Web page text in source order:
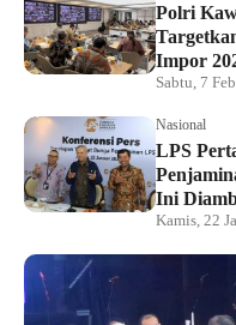
Polri
Impor
Sabtu, 7
Nasional
LPS
Ini
Kamis, 22